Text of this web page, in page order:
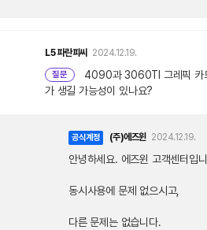
L5파란피씨 2024.12.19.
질문
4090과 3060TI 그레픽 카
가 생길 가능성이 있나요?
공식계정 (주)에즈윈 2024.12.19.
안녕하세요. 에즈윈 고객센터입
동시사용에 문제 없으시고,
다른 문제는 없습니다.